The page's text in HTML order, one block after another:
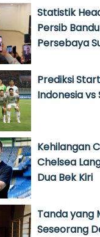
Statistik
Persib
Persebaya
Prediksi
Indonesia vs
Kehilangan
Chelsea
Dua Bek Kiri
Tanda yang
Seseorang